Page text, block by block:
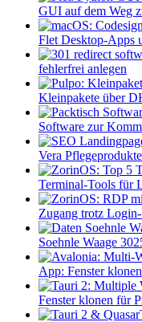
GUI auf dem Weg
Flet Desktop-Apps
fehlerfrei anlegen
Kleinpakete über
Software zur
Vera Pflegeprodukte
Terminal-Tools für
Zugang trotz Login-
Soehnle Waage
App: Fenster klonen
Fenster klonen für